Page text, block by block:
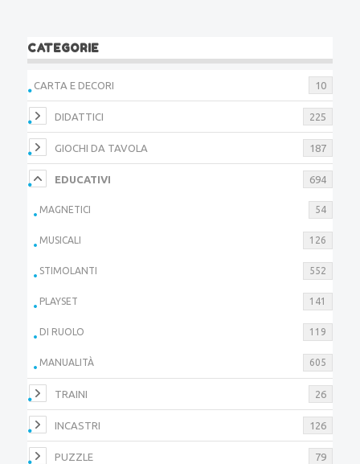
CATEGORIE
CARTA E DECORI 10
DIDATTICI 225
GIOCHI DA TAVOLA 187
EDUCATIVI 694
MAGNETICI 54
MUSICALI 126
STIMOLANTI 552
PLAYSET 141
DI RUOLO 119
MANUALITÀ 605
TRAINI 26
INCASTRI 126
PUZZLE 79